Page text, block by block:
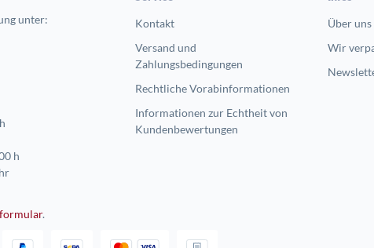
unter:
h
.
Kontakt
Versand und
Zahlungsbedingungen
Rechtliche Vorabinformationen
Informationen zur Echtheit von
Kundenbewertungen
Über uns
Wir